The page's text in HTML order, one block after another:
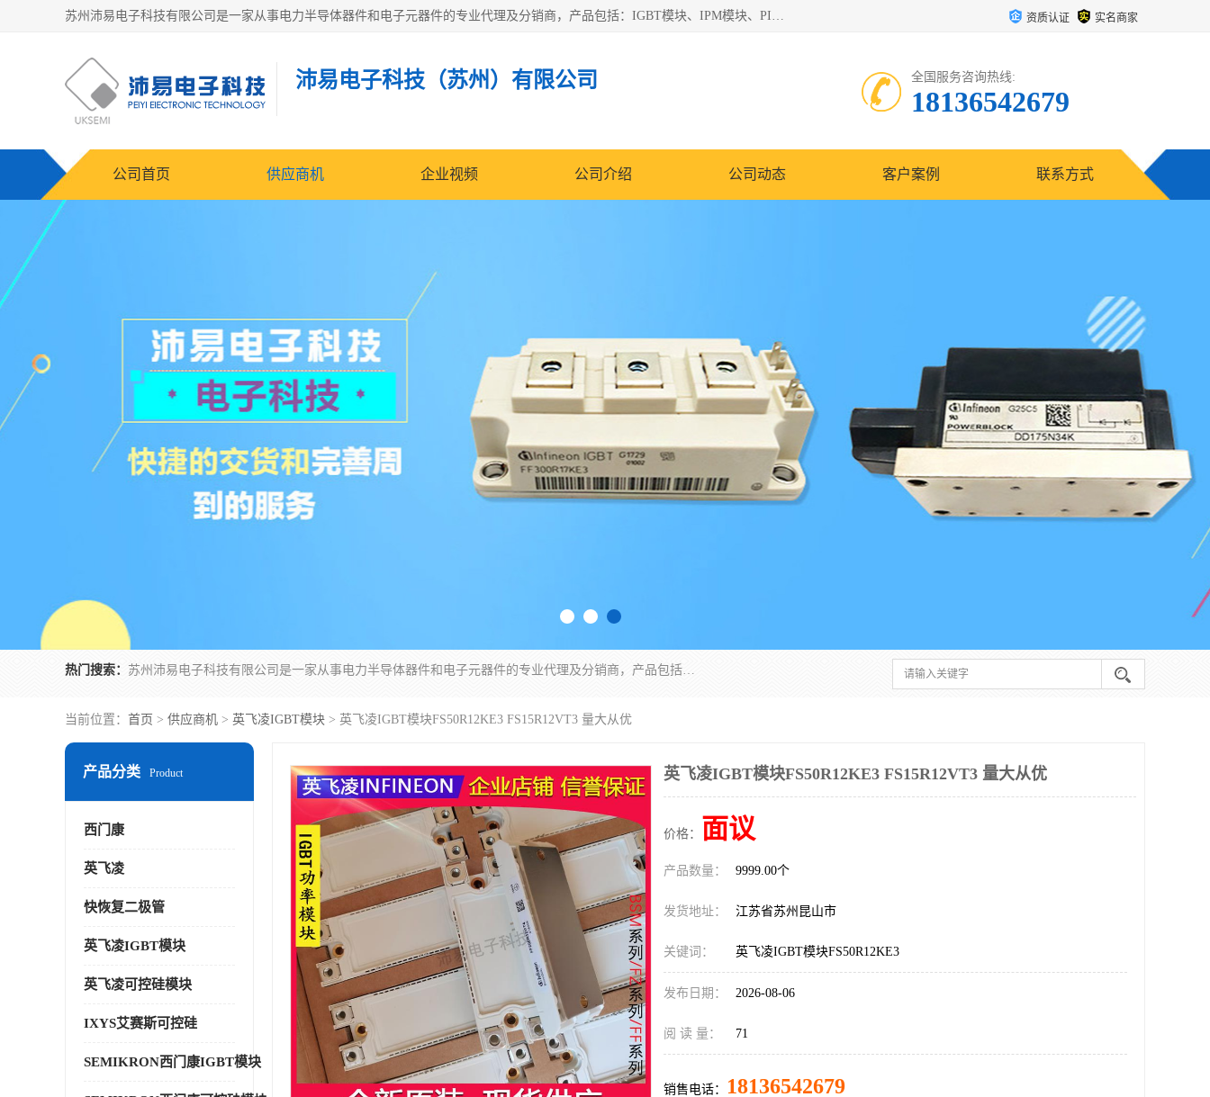
苏州沛易电子科技有限公司是一家从事电力半导体器件和电子元器件的专业代理及分销商，产品包括：IGBT模块、IPM模块、PIM模块、二极管、三极管、可控硅、整流桥、IGBT单管、IGBT电路驱动板、GTR达林顿模块、快恢复二极管、肖特基二极管、熔断器、IC集成电路、快速熔断器等。 资质认证 实名商家
沛易电子科技（苏州）有限公司 全国服务咨询热线:
18136542679
公司首页 供应商机 企业视频 公司介绍 公司动态 客户案例 联系方式
热门搜索： 苏州沛易电子科技有限公司是一家从事电力半导体器件和电子元器件的专业代理及分销商，产品包括：IGBT模块、IPM模块、PIM模块、二极管、三极管、可控硅、整流桥、IGBT单管、IGBT电路驱动板、GTR达林顿模块、快恢复二极管、肖特基二极管、熔断器、IC集成电路、快速熔断器等。
当前位置： 首页 > 供应商机 > 英飞凌IGBT模块 > 英飞凌IGBT模块FS50R12KE3 FS15R12VT3 量大从优
产品分类 Product
西门康
英飞凌
快恢复二极管
英飞凌IGBT模块
英飞凌可控硅模块
IXYS艾赛斯可控硅
SEMIKRON西门康IGBT模块
英飞凌IGBT模块FS50R12KE3 FS15R12VT3 量大从优
价格： 面议
产品数量： 9999.00个
发货地址： 江苏省苏州昆山市
关键词： 英飞凌IGBT模块FS50R12KE3
发布日期： 2026-08-06
阅 读 量： 71
销售电话： 18136542679